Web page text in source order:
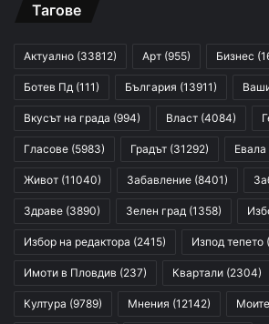
Тагове
Актуално (33812) Арт (955) Бизнес
Ботев Пд (111) България (13911)
Вкусът на града (994) Власт (4084)
Гласове (5983) Градът (31292) Евала
Живот (11040) Забавление (8401)
Здраве (3890) Зелен град (1358)
Избор на редактора (2415) Изпод тепето
Имоти в Пловдив (237) Квартали (2304)
Култура (9789) Мнения (12142)